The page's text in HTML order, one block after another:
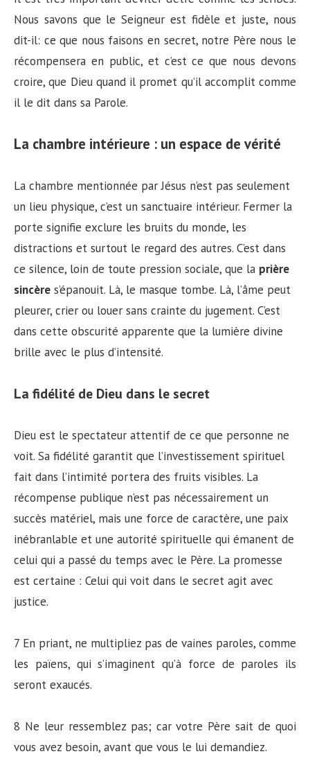
Nous savons que le Seigneur est fidèle et juste, nous
dit-il: ce que nous faisons en secret, notre Père nous le
récompensera en public, et c’est ce que nous devons
croire, que Dieu quand il promet qu’il accomplit comme
il le dit dans sa Parole.
La chambre intérieure : un espace de vérité
La chambre mentionnée par Jésus n’est pas seulement
un lieu physique, c’est un sanctuaire intérieur. Fermer la
porte signifie exclure les bruits du monde, les
distractions et surtout le regard des autres. C’est dans
ce silence, loin de toute pression sociale, que la prière
sincère s’épanouit. Là, le masque tombe. Là, l’âme peut
pleurer, crier ou louer sans crainte du jugement. C’est
dans cette obscurité apparente que la lumière divine
brille avec le plus d’intensité.
La fidélité de Dieu dans le secret
Dieu est le spectateur attentif de ce que personne ne
voit. Sa fidélité garantit que l’investissement spirituel
fait dans l’intimité portera des fruits visibles. La
récompense publique n’est pas nécessairement un
succès matériel, mais une force de caractère, une paix
inébranlable et une autorité spirituelle qui émanent de
celui qui a passé du temps avec le Père. La promesse
est certaine : Celui qui voit dans le secret agit avec
justice.
7 En priant, ne multipliez pas de vaines paroles, comme
les païens, qui s’imaginent qu’à force de paroles ils
seront exaucés.
8 Ne leur ressemblez pas; car votre Père sait de quoi
vous avez besoin, avant que vous le lui demandiez.